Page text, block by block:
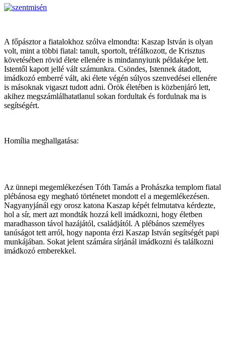
A főpásztor a fiatalokhoz szólva elmondta: Kaszap István is olyan
volt, mint a többi fiatal: tanult, sportolt, tréfálkozott, de Krisztus
követésében rövid élete ellenére is mindannyiunk példaképe lett.
Istentől kapott jellé vált számunkra. Csöndes, Istennek átadott,
imádkozó emberré vált, aki élete végén súlyos szenvedései ellenére
is másoknak vigaszt tudott adni. Örök életében is közbenjáró lett,
akihez megszámlálhatatlanul sokan fordultak és fordulnak ma is
segítségért.
Homília meghallgatása:
Az ünnepi megemlékezésen Tóth Tamás a Prohászka templom fiatal
plébánosa egy megható történetet mondott el a megemlékezésen.
Nagyanyjánál egy orosz katona Kaszap képét felmutatva kérdezte,
hol a sír, mert azt mondták hozzá kell imádkozni, hogy életben
maradhasson távol hazájától, családjától. A plébános személyes
tanúságot tett arról, hogy naponta érzi Kaszap István segítségét papi
munkájában. Sokat jelent számára sírjánál imádkozni és találkozni
imádkozó emberekkel.